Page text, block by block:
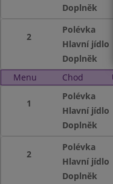
Doplněk
2
Polévka
Hlavní jídlo
Doplněk
Menu
Chod
1
Polévka
Hlavní jídlo
Doplněk
2
Polévka
Hlavní jídlo
Doplněk